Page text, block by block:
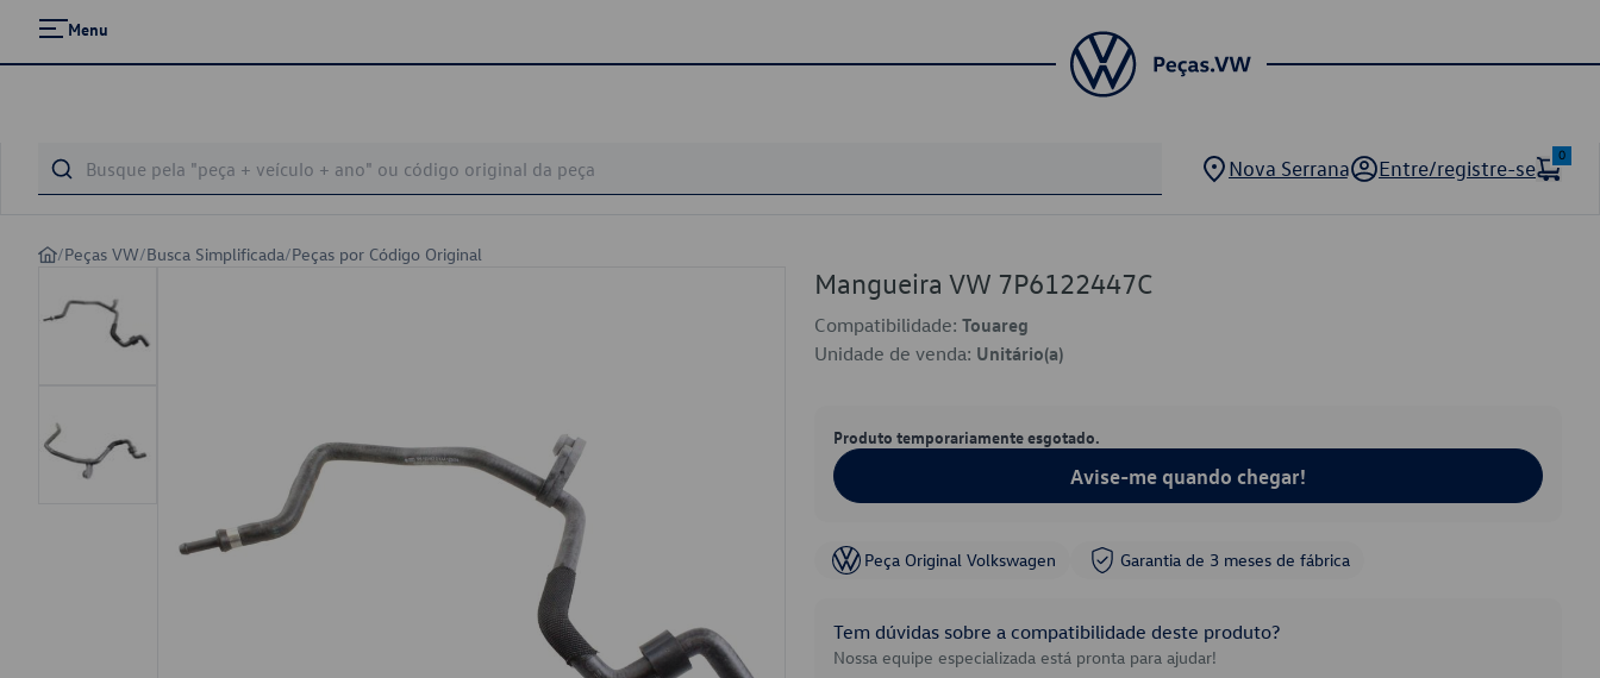
Menu
Nova Serrana Entre/registre-se
0
/Peças VW/Busca Simplificada/Peças por Código Original
Mangueira VW 7P6122447C
Compatibilidade: Touareg
Unidade de venda: Unitário(a)
Produto temporariamente esgotado.
Avise-me quando chegar!
Peça Original Volkswagen Garantia de 3 meses de fábrica
Tem dúvidas sobre a compatibilidade deste produto?
Nossa equipe especializada está pronta para ajudar!